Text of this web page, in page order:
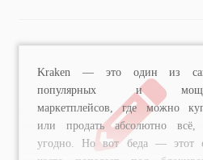
Kraken — это один из
популярных и
маркетплейсов, где можно
или продать абсолютно всё,
угодно. Но вот беда — этот